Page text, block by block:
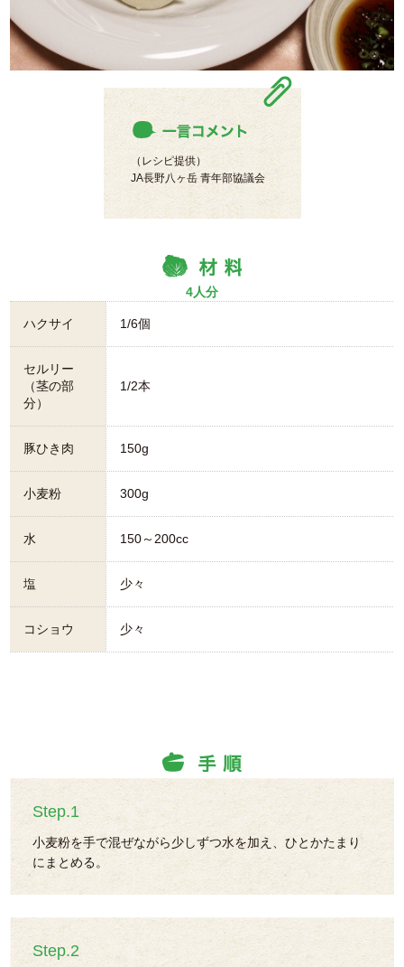
（レシピ提供）
JA長野八ヶ岳 青年部協議会
4人分
ハクサイ 1/6個
セルリー
（茎の部
分）
1/2本
豚ひき肉 150g
小麦粉 300g
水 150～200cc
塩 少々
コショウ 少々
Step.1
小麦粉を手で混ぜながら少しずつ水を加え、ひとかたまり
にまとめる。
Step.2